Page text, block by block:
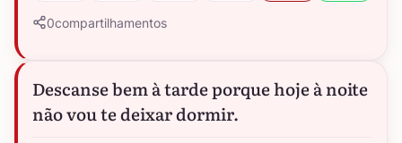
0compartilhamentos
Descanse bem à tarde porque hoje à noite
não vou te deixar dormir.